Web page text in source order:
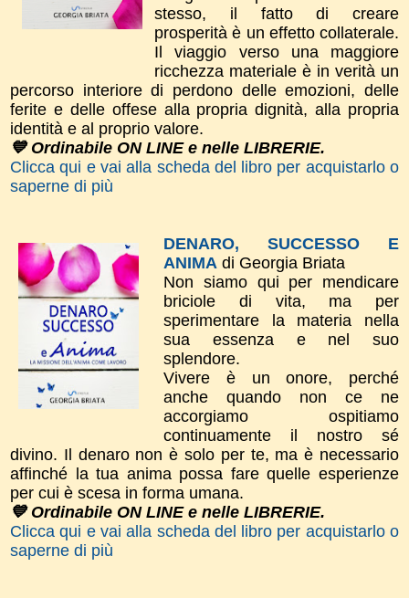
stesso, il fatto di creare
prosperità è un effetto collaterale.
Il viaggio verso una maggiore
ricchezza materiale è in verità un
percorso interiore di perdono delle emozioni, delle
ferite e delle offese alla propria dignità, alla propria
identità e al proprio valore.
💙 Ordinabile ON LINE e nelle LIBRERIE.
Clicca qui e vai alla scheda del libro per acquistarlo o
saperne di più
DENARO, SUCCESSO E
ANIMA di Georgia Briata
Non siamo qui per mendicare
briciole di vita, ma per
sperimentare la materia nella
sua essenza e nel suo
splendore.
Vivere è un onore, perché
anche quando non ce ne
accorgiamo ospitiamo
continuamente il nostro sé
divino. Il denaro non è solo per te, ma è necessario
affinché la tua anima possa fare quelle esperienze
per cui è scesa in forma umana.
💙 Ordinabile ON LINE e nelle LIBRERIE.
Clicca qui e vai alla scheda del libro per acquistarlo o
saperne di più